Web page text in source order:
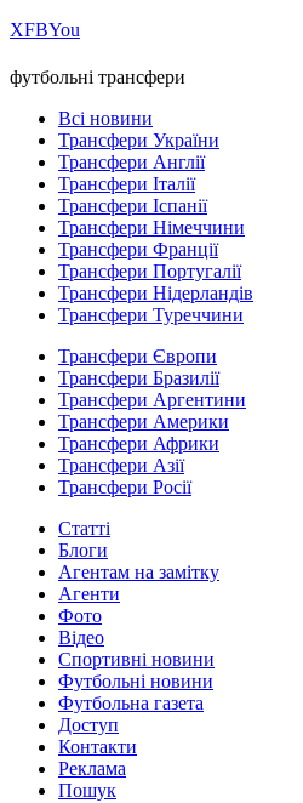
ХFBYou
футбольні трансфери
Всі новини
Трансфери України
Трансфери Англії
Трансфери Італії
Трансфери Іспанії
Трансфери Німеччини
Трансфери Франції
Трансфери Португалії
Трансфери Нідерландів
Трансфери Туреччини
Трансфери Європи
Трансфери Бразилії
Трансфери Аргентини
Трансфери Америки
Трансфери Африки
Трансфери Азії
Трансфери Росії
Статті
Блоги
Агентам на замітку
Агенти
Фото
Відео
Спортивні новини
Футбольні новини
Футбольна газета
Доступ
Контакти
Реклама
Пошук